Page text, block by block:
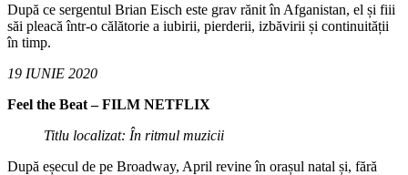
După ce sergentul Brian Eisch este grav rănit în Afganistan, el și fiii
săi pleacă într-o călătorie a iubirii, pierderii, izbăvirii și continuității
în timp.
19 IUNIE 2020
Feel the Beat – FILM NETFLIX
Titlu localizat: În ritmul muzicii
După eșecul de pe Broadway, April revine în orașul natal și, fără